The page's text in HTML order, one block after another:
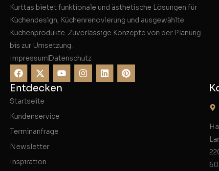
Kurttas bietet funktionale und ästhetische Lösungen für
Küchendesign, Küchenrenovierung und ausgewählte
Küchenprodukte. Zuverlässige Konzepte von der Planung
bis zur Umsetzung.
Impressum Datenschutz
Entdecken
Startseite
Kundenservice
Terminanfrage
Newsletter
Inspiration